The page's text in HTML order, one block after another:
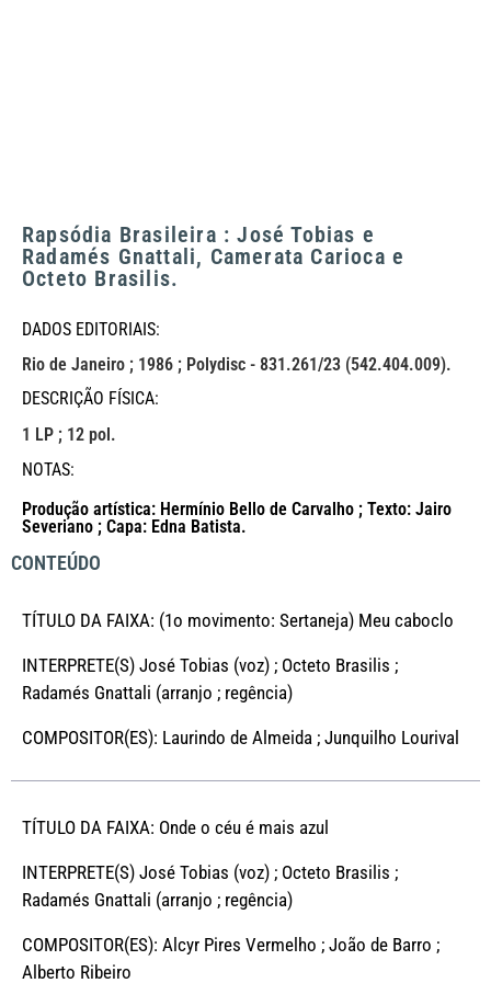
Rapsódia Brasileira : José Tobias e
Radamés Gnattali, Camerata Carioca e
Octeto Brasilis.
DADOS EDITORIAIS:
Rio de Janeiro ; 1986 ; Polydisc - 831.261/23 (542.404.009).
DESCRIÇÃO FÍSICA:
1 LP ; 12 pol.
NOTAS:
Produção artística: Hermínio Bello de Carvalho ; Texto: Jairo
Severiano ; Capa: Edna Batista.
CONTEÚDO
TÍTULO DA FAIXA: (1o movimento: Sertaneja) Meu caboclo
INTERPRETE(S) José Tobias (voz) ; Octeto Brasilis ;
Radamés Gnattali (arranjo ; regência)
COMPOSITOR(ES): Laurindo de Almeida ; Junquilho Lourival
TÍTULO DA FAIXA: Onde o céu é mais azul
INTERPRETE(S) José Tobias (voz) ; Octeto Brasilis ;
Radamés Gnattali (arranjo ; regência)
COMPOSITOR(ES): Alcyr Pires Vermelho ; João de Barro ;
Alberto Ribeiro